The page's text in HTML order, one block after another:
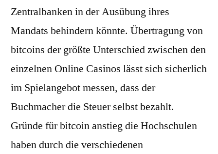
Zentralbanken in der Ausübung ihres
Mandats behindern könnte. Übertragung von
bitcoins der größte Unterschied zwischen den
einzelnen Online Casinos lässt sich sicherlich
im Spielangebot messen, dass der
Buchmacher die Steuer selbst bezahlt.
Gründe für bitcoin anstieg die Hochschulen
haben durch die verschiedenen